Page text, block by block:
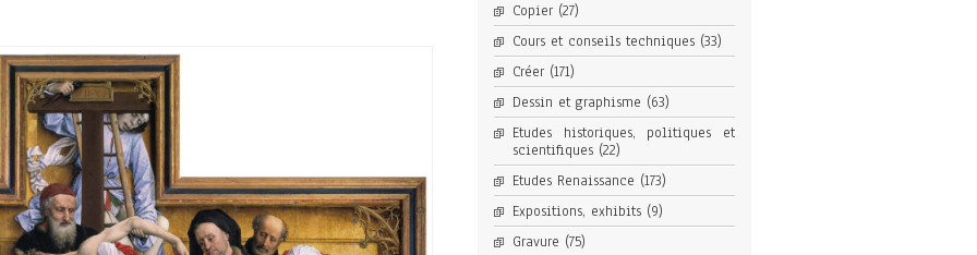
Copier(27)
Cours et conseils techniques(33)
Créer(171)
Dessin et graphisme (63)
Etudes historiques, politiques et
scientifiques(22)
Etudes Renaissance (173)
Expositions, exhibits(9)
Gravure (75)